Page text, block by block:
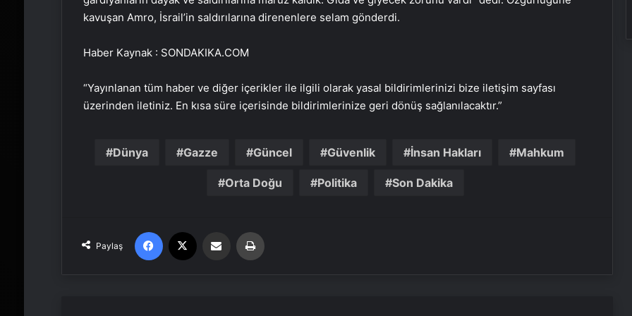
kavuşan Amro, İsrail’in saldırılarına direnenlere selam gönderdi.
Haber Kaynak : SONDAKIKA.COM
“Yayınlanan tüm haber ve diğer içerikler ile ilgili olarak yasal bildirimlerinizi bize iletişim sayfası
üzerinden iletiniz. En kısa süre içerisinde bildirimlerinize geri dönüş sağlanılacaktır.”
Dünya Gazze Güncel Güvenlik İnsan Hakları Mahkum
Orta Doğu Politika Son Dakika
Paylaş
Facebook Email'den paylaş
Serjoy : Dijital Medya Ajansı, Google
Reklam Ajansı, SEO Ajansı ve Web
Tasarım Ajansı